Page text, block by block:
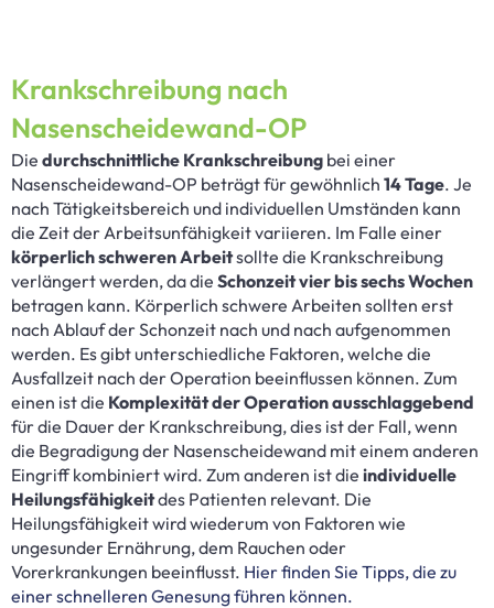
Krankschreibung nach
Nasenscheidewand-OP
Die durchschnittliche Krankschreibung bei einer
Nasenscheidewand-OP beträgt für gewöhnlich 14 Tage. Je
nach Tätigkeitsbereich und individuellen Umständen kann
die Zeit der Arbeitsunfähigkeit variieren. Im Falle einer
körperlich schweren Arbeitsollte die Krankschreibung
verlängert werden, da die Schonzeit vier bis sechs Wochen
betragen kann. Körperlich schwere Arbeiten sollten erst
nach Ablauf der Schonzeit nach und nach aufgenommen
werden. Es gibt unterschiedliche Faktoren, welche die
Ausfallzeit nach der Operation beeinflussen können. Zum
einen ist die Komplexität der Operation ausschlaggebend
für die Dauer der Krankschreibung, dies ist der Fall, wenn
die Begradigung der Nasenscheidewand mit einem anderen
Eingriff kombiniert wird. Zum anderen ist die individuelle
Heilungsfähigkeitdes Patienten relevant. Die
Heilungsfähigkeit wird wiederum von Faktoren wie
ungesunder Ernährung, dem Rauchen oder
Vorerkrankungen beeinflusst. Hier finden Sie Tipps, die zu
einer schnelleren Genesung führen können.